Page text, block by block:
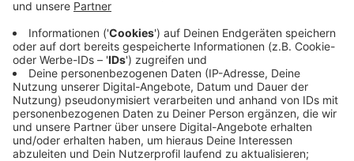
Darauf können sich Besucher der Cannabis-
Messe freuen
Anzeige
"Wer sich mit allen Aspekten der Pflanzenzucht